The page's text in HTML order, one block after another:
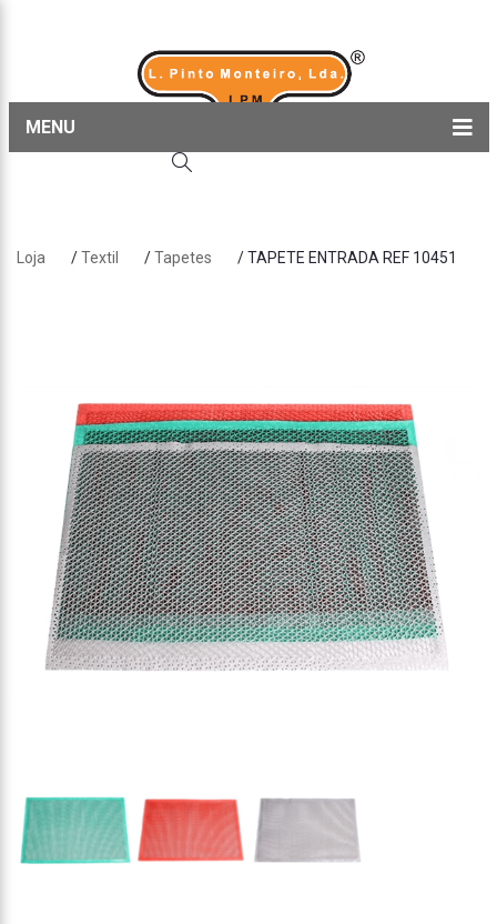
MENU
Sobre nós
Loja /Textil /Tapetes / TAPETE ENTRADA REF 10451